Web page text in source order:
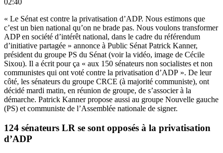
02:40
« Le Sénat est contre la privatisation d’ADP. Nous estimons que
c’est un bien national qu’on ne brade pas. Nous voulons transformer
ADP en société d’intérêt national, dans le cadre du référendum
d’initiative partagée » annonce à Public Sénat Patrick Kanner,
président du groupe PS du Sénat (voir la vidéo, image de Cécile
Sixou). Il a écrit pour ça « aux 150 sénateurs non socialistes et non
communistes qui ont voté contre la privatisation d’ADP ». De leur
côté, les sénateurs du groupe CRCE (à majorité communiste), ont
décidé mardi matin, en réunion de groupe, de s’associer à la
démarche. Patrick Kanner propose aussi au groupe Nouvelle gauche
(PS) et communiste de l’Assemblée nationale de signer.
124 sénateurs LR se sont opposés à la privatisation
d’ADP